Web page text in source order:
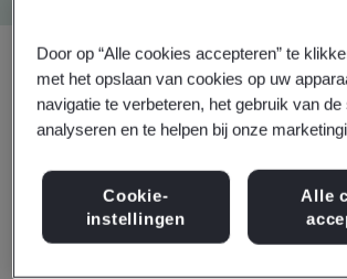
IATF 16949:2016
Door op “Alle cookies accepteren” te
met het opslaan van cookies op uw
navigatie te verbeteren, het gebruik van de
analyseren en te helpen bij onze
Cookie-
instellingen
Alle